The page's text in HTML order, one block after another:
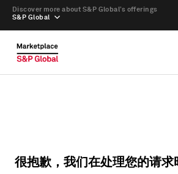
S&P Global
Discover more about S&P Global’s offerings
很抱歉，我们在处理您的请求